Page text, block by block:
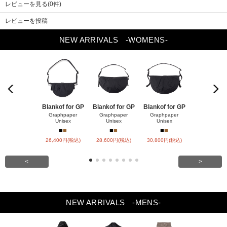
Previou
s
Next
裾幅
レビューを見る(0件)
レビューを投稿
NEW ARRIVALS -WOMENS-
Blankof for GP
Graphpaper
Unisex
■■
26,400円(税込)
Blankof for GP
Graphpaper
Unisex
■■
28,600円(税込)
Blankof for GP
Graphpaper
Unisex
■■
30,800円(税込)
< >
NEW ARRIVALS -MENS-